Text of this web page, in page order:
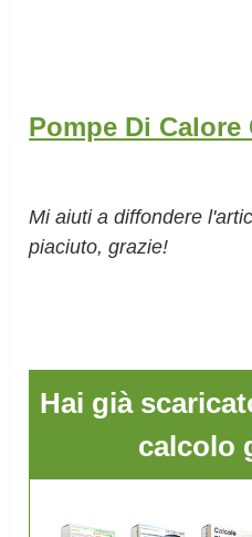
Pompe Di Calore
Mi aiuti a diffondere
piaciuto, grazie!
Hai già
calcolo